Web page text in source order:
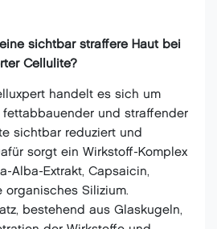
sichtbar straffere Haut bei
Cellulite?
handelt es sich um
fettabbauender und straffender
sichtbar reduziert und
sorgt ein Wirkstoff-Komplex
Alba-Extrakt, Capsaicin,
organisches Silizium.
bestehend aus Glaskugeln,